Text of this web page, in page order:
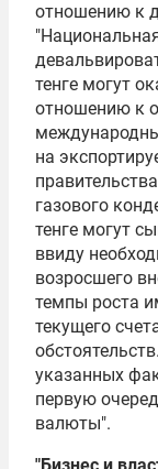
отношению к
тенге могут
отношению к
на
газового
тенге могут
ввиду
возросшего
темпы роста
текущего
указанных
первую
валюты".